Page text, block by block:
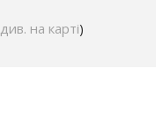
див. на карті)